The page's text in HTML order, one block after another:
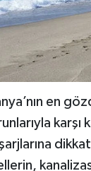
en
karşı